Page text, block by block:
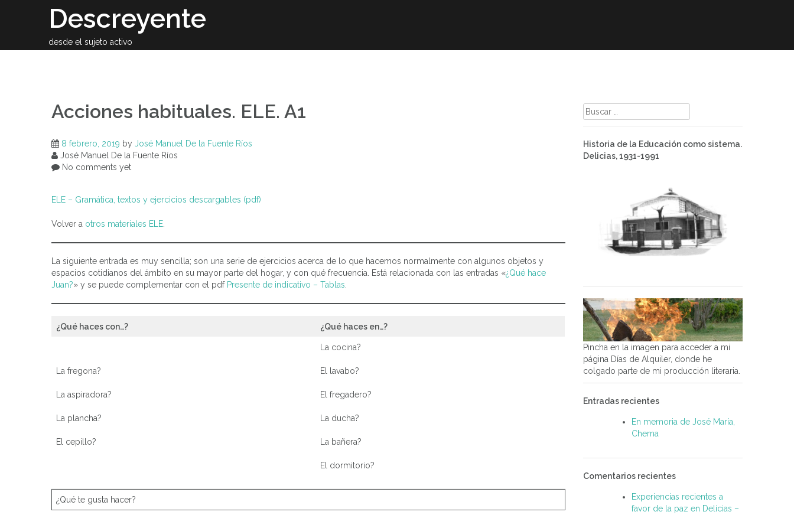
Descreyente
desde el sujeto activo
Acciones habituales. ELE. A1
8 febrero, 2019 by José Manuel De la Fuente Ríos
José Manuel De la Fuente Ríos
No comments yet
ELE – Gramática, textos y ejercicios descargables (pdf)
Volver a otros materiales ELE
La siguiente entrada es muy sencilla; son una serie de ejercicios acerca de lo que hacemos normalmente con algunos objetos y
espacios cotidianos del ámbito en su mayor parte del hogar, y con qué frecuencia. Está relacionada con las entradas «¿Qué hace
Juan?» y se puede complementar con el pdf Presente de indicativo – Tablas
¿Qué haces con…? ¿Qué haces en…?
La fregona?
La aspiradora?
La plancha?
El cepillo?
La cocina?
El lavabo?
El fregadero?
La ducha?
La bañera?
El dormitorio?
¿Qué te gusta hacer?
Buscar:
Historia de la Educación como sistema.
Delicias, 1931-1991
Pincha en la imagen para acceder a mi
página Días de Alquiler, donde he
colgado parte de mi producción literaria.
Entradas recientes
En memoria de José María,
Chema
Comentarios recientes
Experiencias recientes a
favor de la paz en Delicias –